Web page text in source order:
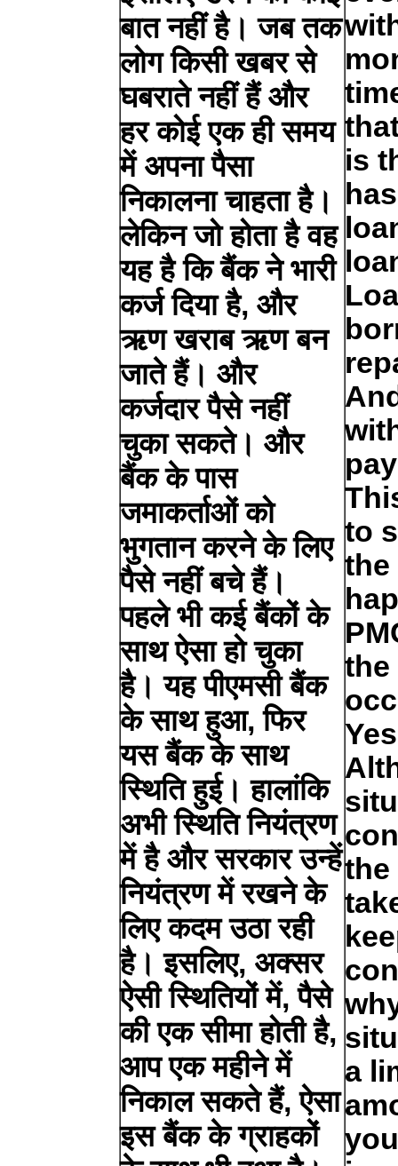
बात नहीं है। जब तक
लोग किसी खबर से
घबराते नहीं हैं और
हर कोई एक ही समय
में अपना पैसा
निकालना चाहता है।
लेकिन जो होता है वह
यह है कि बैंक ने भारी
कर्ज दिया है, और
ऋण खराब ऋण बन
जाते हैं। और
कर्जदार पैसे नहीं
चुका सकते। और
बैंक के पास
जमाकर्ताओं को
भुगतान करने के लिए
पैसे नहीं बचे हैं।
पहले भी कई बैंकों के
साथ ऐसा हो चुका
है। यह पीएमसी बैंक
के साथ हुआ, फिर
यस बैंक के साथ
स्थिति हुई। हालांकि
अभी स्थिति नियंत्रण
में है और सरकार उन्हें
नियंत्रण में रखने के
लिए कदम उठा रही
है। इसलिए, अक्सर
ऐसी स्थितियों में, पैसे
की एक सीमा होती है,
आप एक महीने में
निकाल सकते हैं, ऐसा
इस बैंक के ग्राहकों
is
to
the
the
a